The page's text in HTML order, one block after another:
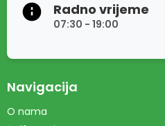
Radno vrijeme
07:30 - 19:00
Navigacija
O nama